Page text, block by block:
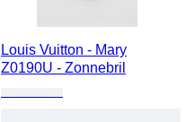
Louis Vuitton - Mary
Z0190U - Zonnebril